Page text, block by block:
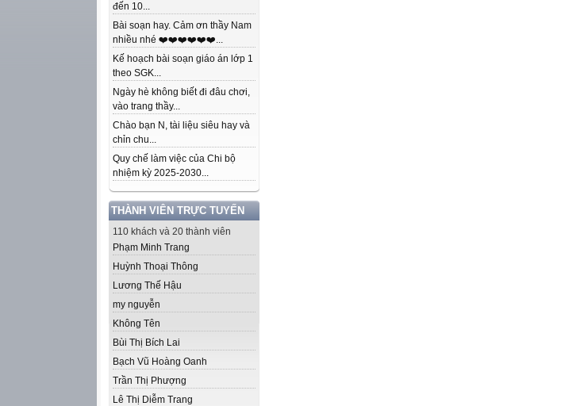
đến 10...
Bài soạn hay. Cảm ơn thầy Nam
nhiều nhé ❤️❤️❤️❤️❤️❤️...
Kế hoạch bài soạn giáo án lớp 1
theo SGK...
Ngày hè không biết đi đâu chơi,
vào trang thầy...
Chào bạn N, tài liệu siêu hay và
chỉn chu...
Quy chế làm việc của Chi bộ
nhiệm kỳ 2025-2030...
THÀNH VIÊN TRỰC TUYẾN
110 khách và 20 thành viên
Phạm Minh Trang
Huỳnh Thoại Thông
Lương Thế Hậu
my nguyễn
Không Tên
Bùi Thị Bích Lai
Bạch Vũ Hoàng Oanh
Trần Thị Phượng
Lê Thị Diễm Trang